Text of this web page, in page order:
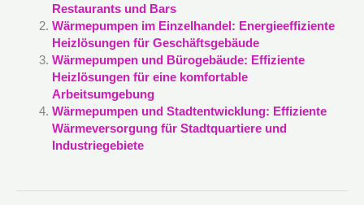
Restaurants und Bars
Wärmepumpen im Einzelhandel: Energieeffiziente
Heizlösungen für Geschäftsgebäude
Wärmepumpen und Bürogebäude: Effiziente
Heizlösungen für eine komfortable
Arbeitsumgebung
Wärmepumpen und Stadtentwicklung: Effiziente
Wärmeversorgung für Stadtquartiere und
Industriegebiete